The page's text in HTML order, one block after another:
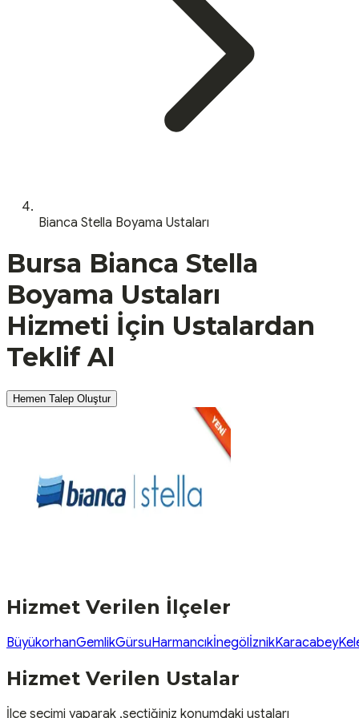
Bianca Stella Boyama Ustaları
Bursa Bianca Stella
Boyama Ustaları
Hizmeti İçin Ustalardan
Teklif Al
Hemen Talep Oluştur
Hizmet Verilen İlçeler
BüyükorhanGemlikGürsuHarmancıkİnegölİznikKaracabey
Hizmet Verilen Ustalar
İlçe seçimi yaparak ,seçtiğiniz konumdaki ustaları